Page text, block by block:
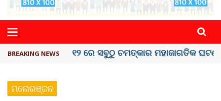
BREAKING NEWS କେରଳରେ ‘ରାଟ୍ ଫିଭର୍’ ଆତଙ୍କ, ୫୮ ମୃତ
ମନୋରଞ୍ଜନ